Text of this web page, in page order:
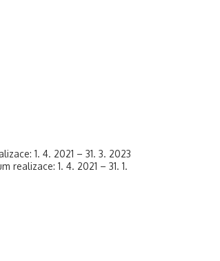
1. 4. 2021 – 31. 3. 2023
realizace: 1. 4. 2021 – 31. 1.